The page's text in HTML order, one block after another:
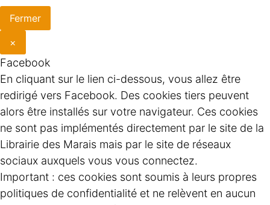
Fermer
×
Facebook
En cliquant sur le lien ci-dessous, vous allez être
redirigé vers Facebook. Des cookies tiers peuvent
alors être installés sur votre navigateur. Ces cookies
ne sont pas implémentés directement par le site de la
Librairie des Marais mais par le site de réseaux
sociaux auxquels vous vous connectez.
Important : ces cookies sont soumis à leurs propres
politiques de confidentialité et ne relèvent en aucun